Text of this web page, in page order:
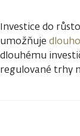
Investice do
umožňuje
dlouhému
regulované trhy